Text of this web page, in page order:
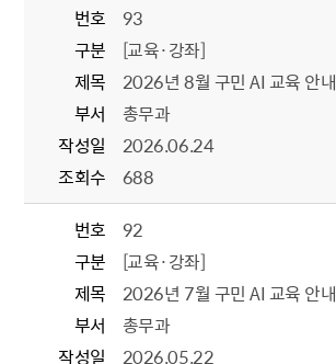
번호
93
구분
[교육·강좌]
제목
2026년 8월 구민 AI 교육 안내
부서
총무과
작성일
2026.06.24
조회수
688
번호
92
구분
[교육·강좌]
제목
2026년 7월 구민 AI 교육 안내
부서
총무과
작성일
2026.05.22